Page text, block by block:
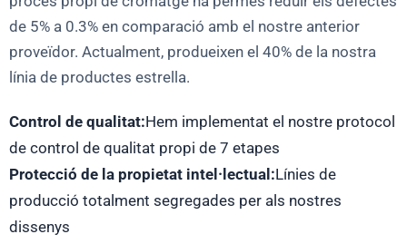
de 5% a 0.3% en comparació amb el nostre anterior
proveïdor. Actualment, produeixen el 40% de la nostra
línia de productes estrella.
Control de qualitat: Hem implementat el nostre protocol
de control de qualitat propi de 7 etapes
Protecció de la propietat intel·lectual: Línies de
producció totalment segregades per als nostres
dissenys